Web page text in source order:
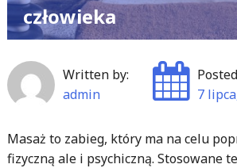
człowieka
Written by:
admin
7
Masaż to zabieg, który ma na celu
fizyczną ale i psychiczną. Stosowane